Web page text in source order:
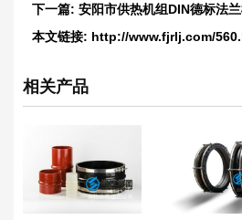
下一篇: 安阳市供热机组DIN德标法
本文链接: http://www.fjrlj.com/
相关产品